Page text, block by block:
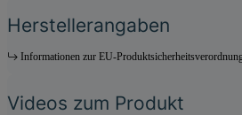
Herstellerangaben
Informationen zur EU-
Videos zum Produkt